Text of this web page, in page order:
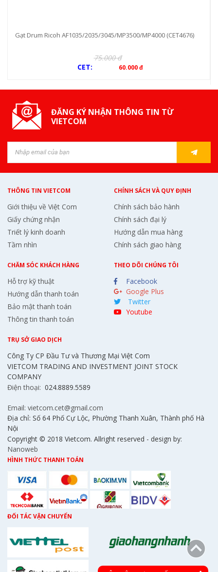
Gạt Drum Ricoh AF1035/2035/3045/MP3500/MP4000 (CET4676)
75.000 đ
CET:
60.000 đ
ĐĂNG KÝ NHẬN THÔNG TIN TỪ
VIETCOM
THÔNG TIN VIETCOM
Giới thiệu về Việt Com
Giấy chứng nhận
Triết lý kinh doanh
Tầm nhìn
CHÍNH SÁCH VÀ QUY ĐỊNH
Chính sách bảo hành
Chính sách đại lý
Hướng dẫn mua hàng
Chính sách giao hàng
CHĂM SÓC KHÁCH HÀNG
Hỗ trợ kỹ thuật
Hướng dẫn thanh toán
Bảo mật thanh toán
Thông tin thanh toán
THEO DÕI CHÚNG TÔI
Facebook
Google Plus
Twitter
Youtube
TRỤ SỞ GIAO DỊCH
Công Ty CP Đầu Tư và Thương Mại Việt Com
VIETCOM TRADING AND INVESTMENT JOINT STOCK
COMPANY
Điện thoại: 024.8889.5589
Email: vietcom.cet@gmail.com
Địa chỉ: Số 64 Phố Cự Lộc, Phường Thanh Xuân, Thành phố Hà
Nội
Copyright © 2018 Vietcom. Allright reserved - design by:
Nanoweb
HÌNH THỨC THANH TOÁN
ĐỐI TÁC VẬN CHUYỂN